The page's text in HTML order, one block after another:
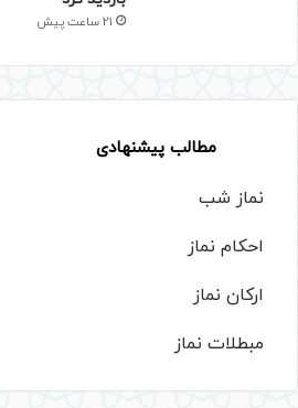
21 ساعت پیش
مطالب پیشنهادی
نماز شب
احکام نماز
ارکان نماز
مبطلات نماز